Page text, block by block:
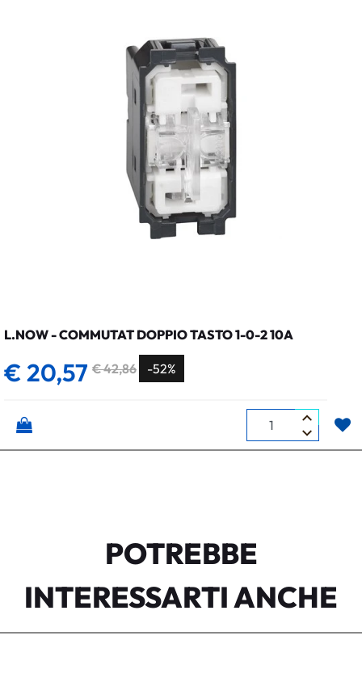
L.NOW - COMMUTAT DOPPIO TASTO 1-0-2 10A
€ 42,86 -52%
€ 20,57
Quantità
POTREBBE
INTERESSARTI ANCHE